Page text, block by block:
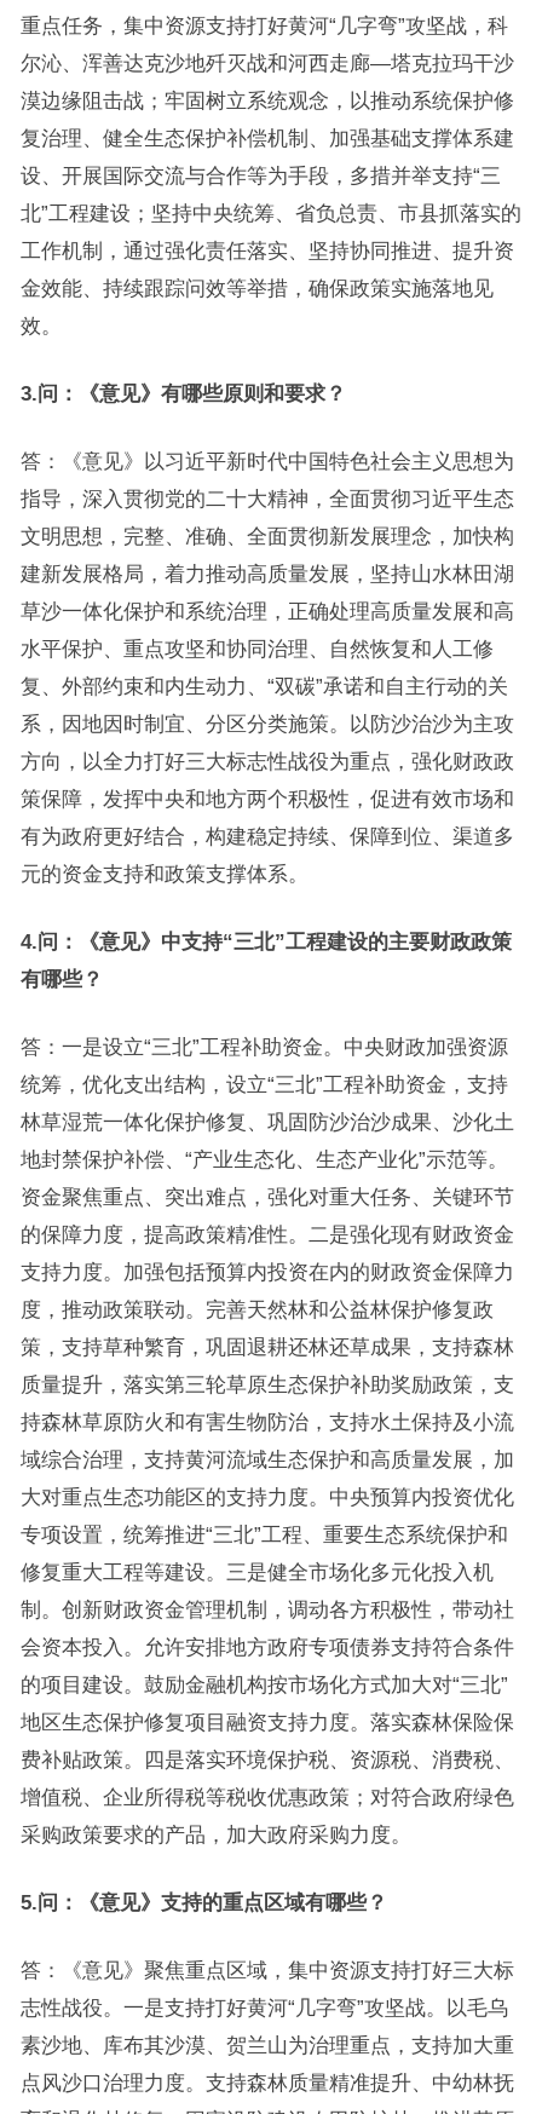
重点任务，集中资源支持打好黄河“几字弯”攻坚战，科
尔沁、浑善达克沙地歼灭战和河西走廊—塔克拉玛干沙
漠边缘阻击战；牢固树立系统观念，以推动系统保护修
复治理、健全生态保护补偿机制、加强基础支撑体系建
设、开展国际交流与合作等为手段，多措并举支持“三
北”工程建设；坚持中央统筹、省负总责、市县抓落实的
工作机制，通过强化责任落实、坚持协同推进、提升资
金效能、持续跟踪问效等举措，确保政策实施落地见
效。
3.问：《意见》有哪些原则和要求？
答：《意见》以习近平新时代中国特色社会主义思想为
指导，深入贯彻党的二十大精神，全面贯彻习近平生态
文明思想，完整、准确、全面贯彻新发展理念，加快构
建新发展格局，着力推动高质量发展，坚持山水林田湖
草沙一体化保护和系统治理，正确处理高质量发展和高
水平保护、重点攻坚和协同治理、自然恢复和人工修
复、外部约束和内生动力、“双碳”承诺和自主行动的关
系，因地因时制宜、分区分类施策。以防沙治沙为主攻
方向，以全力打好三大标志性战役为重点，强化财政政
策保障，发挥中央和地方两个积极性，促进有效市场和
有为政府更好结合，构建稳定持续、保障到位、渠道多
元的资金支持和政策支撑体系。
4.问：《意见》中支持“三北”工程建设的主要财政政策
有哪些？
答：一是设立“三北”工程补助资金。中央财政加强资源
统筹，优化支出结构，设立“三北”工程补助资金，支持
林草湿荒一体化保护修复、巩固防沙治沙成果、沙化土
地封禁保护补偿、“产业生态化、生态产业化”示范等。
资金聚焦重点、突出难点，强化对重大任务、关键环节
的保障力度，提高政策精准性。二是强化现有财政资金
支持力度。加强包括预算内投资在内的财政资金保障力
度，推动政策联动。完善天然林和公益林保护修复政
策，支持草种繁育，巩固退耕还林还草成果，支持森林
质量提升，落实第三轮草原生态保护补助奖励政策，支
持森林草原防火和有害生物防治，支持水土保持及小流
域综合治理，支持黄河流域生态保护和高质量发展，加
大对重点生态功能区的支持力度。中央预算内投资优化
专项设置，统筹推进“三北”工程、重要生态系统保护和
修复重大工程等建设。三是健全市场化多元化投入机
制。创新财政资金管理机制，调动各方积极性，带动社
会资本投入。允许安排地方政府专项债券支持符合条件
的项目建设。鼓励金融机构按市场化方式加大对“三北”
地区生态保护修复项目融资支持力度。落实森林保险保
费补贴政策。四是落实环境保护税、资源税、消费税、
增值税、企业所得税等税收优惠政策；对符合政府绿色
采购政策要求的产品，加大政府采购力度。
5.问：《意见》支持的重点区域有哪些？
答：《意见》聚焦重点区域，集中资源支持打好三大标
志性战役。一是支持打好黄河“几字弯”攻坚战。以毛乌
素沙地、库布其沙漠、贺兰山为治理重点，支持加大重
点风沙口治理力度。支持森林质量精准提升、中幼林抚